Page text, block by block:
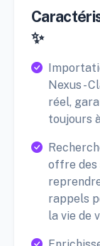
✨
Nexus -
réel,
toujours
offre des
rappels
la vie de